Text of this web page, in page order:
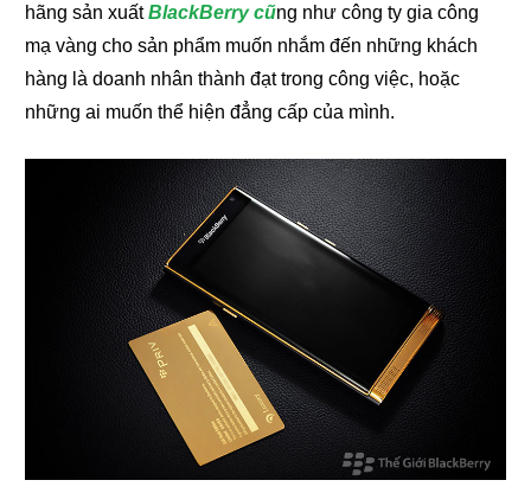
hãng sản xuấtBlackBerry cũng như công ty gia công
mạ vàng cho sản phẩm muốn nhắm đến những khách
hàng là doanh nhân thành đạt trong công việc, hoặc
những ai muốn thể hiện đẳng cấp của mình.